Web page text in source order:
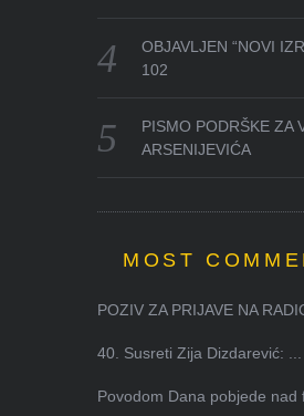
OBJAVLJEN “NOVI
102
PISMO PODRŠKE ZA
ARSENIJEVIĆA
MOST
POZIV ZA PRIJAVE NA
40. Susreti Zija Dizdarević: ...
Povodom Dana pobjede nad